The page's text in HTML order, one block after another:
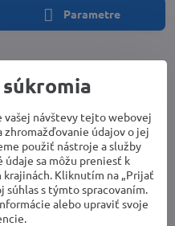
Parametre
vašej návštevy tejto webovej
zhromažďovanie údajov o jej
použiť nástroje a služby
sa môžu preniesť k
krajinách. Kliknutím na „Prijať
s týmto spracovaním.
alebo upraviť svoje